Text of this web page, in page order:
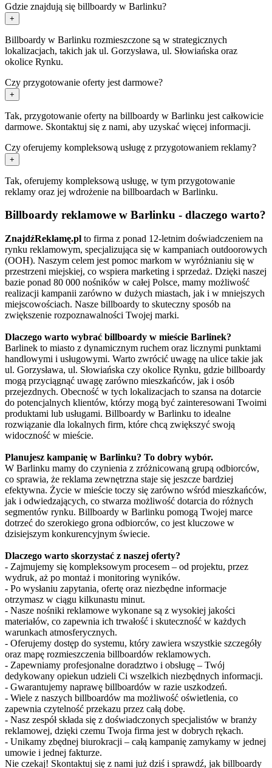
Gdzie znajdują się billboardy w Barlinku?
+
Billboardy w Barlinku rozmieszczone są w strategicznych
lokalizacjach, takich jak ul. Gorzysława, ul. Słowiańska oraz
okolice Rynku.
Czy przygotowanie oferty jest darmowe?
+
Tak, przygotowanie oferty na billboardy w Barlinku jest całkowicie
darmowe. Skontaktuj się z nami, aby uzyskać więcej informacji.
Czy oferujemy kompleksową usługę z przygotowaniem reklamy?
+
Tak, oferujemy kompleksową usługę, w tym przygotowanie
reklamy oraz jej wdrożenie na billboardach w Barlinku.
Billboardy reklamowe w Barlinku - dlaczego warto?
ZnajdźReklamę.pl to firma z ponad 12-letnim doświadczeniem na
rynku reklamowym, specjalizująca się w kampaniach outdoorowych
(OOH). Naszym celem jest pomoc markom w wyróżnianiu się w
przestrzeni miejskiej, co wspiera marketing i sprzedaż. Dzięki naszej
bazie ponad 80 000 nośników w całej Polsce, mamy możliwość
realizacji kampanii zarówno w dużych miastach, jak i w mniejszych
miejscowościach. Nasze billboardy to skuteczny sposób na
zwiększenie rozpoznawalności Twojej marki.
Dlaczego warto wybrać billboardy w mieście Barlinek?
Barlinek to miasto z dynamicznym ruchem oraz licznymi punktami
handlowymi i usługowymi. Warto zwrócić uwagę na ulice takie jak
ul. Gorzysława, ul. Słowiańska czy okolice Rynku, gdzie billboardy
mogą przyciągnąć uwagę zarówno mieszkańców, jak i osób
przejezdnych. Obecność w tych lokalizacjach to szansa na dotarcie
do potencjalnych klientów, którzy mogą być zainteresowani Twoimi
produktami lub usługami. Billboardy w Barlinku to idealne
rozwiązanie dla lokalnych firm, które chcą zwiększyć swoją
widoczność w mieście.
Planujesz kampanię w Barlinku? To dobry wybór.
W Barlinku mamy do czynienia z zróżnicowaną grupą odbiorców,
co sprawia, że reklama zewnętrzna staje się jeszcze bardziej
efektywna. Życie w mieście toczy się zarówno wśród mieszkańców,
jak i odwiedzających, co stwarza możliwość dotarcia do różnych
segmentów rynku. Billboardy w Barlinku pomogą Twojej marce
dotrzeć do szerokiego grona odbiorców, co jest kluczowe w
dzisiejszym konkurencyjnym świecie.
Dlaczego warto skorzystać z naszej oferty?
- Zajmujemy się kompleksowym procesem – od projektu, przez
wydruk, aż po montaż i monitoring wyników.
- Po wysłaniu zapytania, ofertę oraz niezbędne informacje
otrzymasz w ciągu kilkunastu minut.
- Nasze nośniki reklamowe wykonane są z wysokiej jakości
materiałów, co zapewnia ich trwałość i skuteczność w każdych
warunkach atmosferycznych.
- Oferujemy dostęp do systemu, który zawiera wszystkie szczegóły
oraz mapę rozmieszczenia billboardów reklamowych.
- Zapewniamy profesjonalne doradztwo i obsługę – Twój
dedykowany opiekun udzieli Ci wszelkich niezbędnych informacji.
- Gwarantujemy naprawę billboardów w razie uszkodzeń.
- Wiele z naszych billboardów ma możliwość oświetlenia, co
zapewnia czytelność przekazu przez całą dobę.
- Nasz zespół składa się z doświadczonych specjalistów w branży
reklamowej, dzięki czemu Twoja firma jest w dobrych rękach.
- Unikamy zbędnej biurokracji – całą kampanię zamykamy w jednej
umowie i jednej fakturze.
Nie czekaj! Skontaktuj się z nami już dziś i sprawdź, jak billboardy